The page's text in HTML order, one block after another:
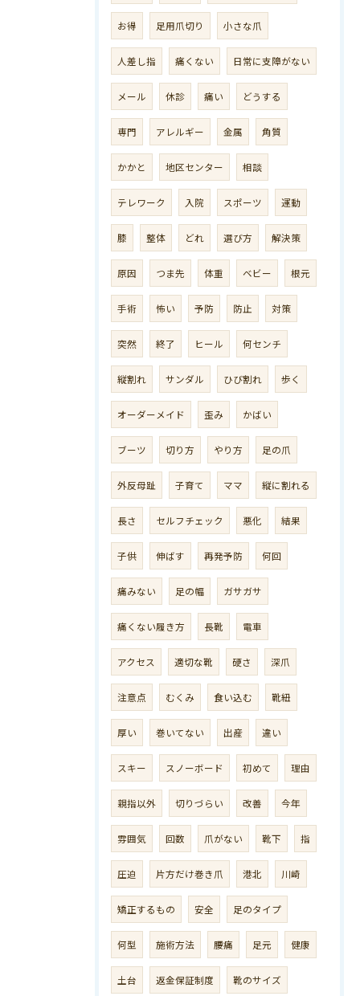
お得 足用爪切り 小さな爪
人差し指 痛くない 日常に支障がない
メール 休診 痛い どうする
専門 アレルギー 金属 角質
かかと 地区センター 相談
テレワーク 入院 スポーツ 運動
膝 整体 どれ 選び方 解決策
原因 つま先 体重 ベビー 根元
手術 怖い 予防 防止 対策
突然 終了 ヒール 何センチ
縦割れ サンダル ひび割れ 歩く
オーダーメイド 歪み かばい
ブーツ 切り方 やり方 足の爪
外反母趾 子育て ママ 縦に割れる
長さ セルフチェック 悪化 結果
子供 伸ばす 再発予防 何回
痛みない 足の幅 ガサガサ
痛くない履き方 長靴 電車
アクセス 適切な靴 硬さ 深爪
注意点 むくみ 食い込む 靴紐
厚い 巻いてない 出産 違い
スキー スノーボード 初めて 理由
親指以外 切りづらい 改善 今年
雰囲気 回数 爪がない 靴下 指
圧迫 片方だけ巻き爪 港北 川崎
矯正するもの 安全 足のタイプ
何型 施術方法 腰痛 足元 健康
土台 返金保証制度 靴のサイズ